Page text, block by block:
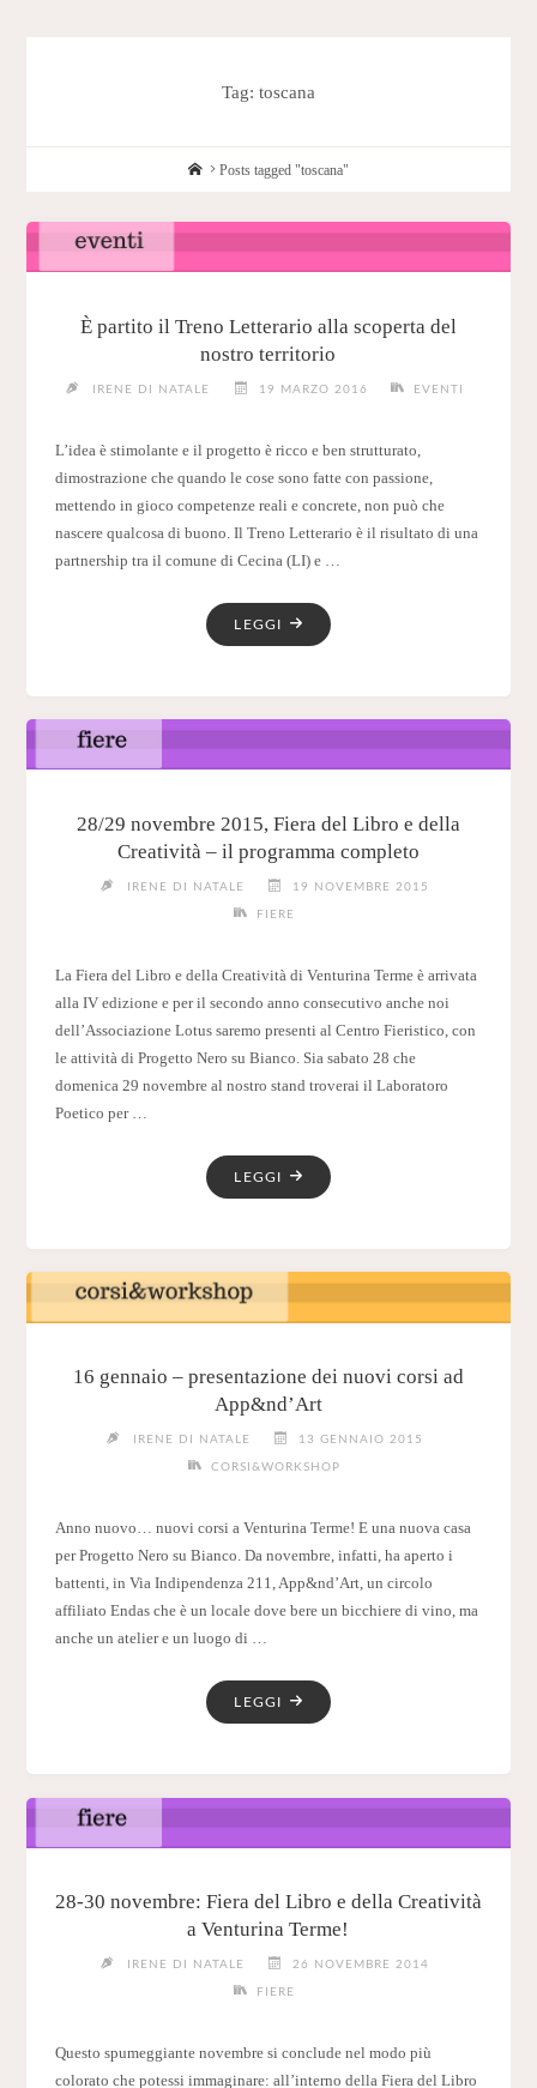
Tag: toscana
HomePosts tagged "toscana"
È partito il Treno Letterario alla scoperta del
nostro territorio
IRENE DI NATALE 19 MARZO 2016 EVENTI
L’idea è stimolante e il progetto è ricco e ben strutturato,
dimostrazione che quando le cose sono fatte con passione,
mettendo in gioco competenze reali e concrete, non può che
nascere qualcosa di buono. Il Treno Letterario è il risultato di una
partnership tra il comune di Cecina (LI) e …
LEGGI "È
PARTITO
DEL
28/29 novembre 2015, Fiera del Libro e della
Creatività – il programma completo
IRENE DI NATALE 19 NOVEMBRE 2015
FIERE
La Fiera del Libro e della Creatività di Venturina Terme è arrivata
alla IV edizione e per il secondo anno consecutivo anche noi
dell’Associazione Lotus saremo presenti al Centro Fieristico, con
le attività di Progetto Nero su Bianco. Sia sabato 28 che
domenica 29 novembre al nostro stand troverai il Laboratoro
Poetico per …
LEGGI "28/29
NOVEMBRE
DEL
DELLA
CREATIVITÀ
16 gennaio – presentazione dei nuovi corsi ad
App&nd’Art
IRENE DI NATALE 13 GENNAIO 2015
CORSI&WORKSHOP
Anno nuovo… nuovi corsi a Venturina Terme! E una nuova casa
per Progetto Nero su Bianco. Da novembre, infatti, ha aperto i
battenti, in Via Indipendenza 211, App&nd’Art, un circolo
affiliato Endas che è un locale dove bere un bicchiere di vino, ma
anche un atelier e un luogo di …
LEGGI "16
GENNAIO
AD
APP&ND’ART"
28-30 novembre: Fiera del Libro e della Creatività
a Venturina Terme!
IRENE DI NATALE 26 NOVEMBRE 2014
FIERE
Questo spumeggiante novembre si conclude nel modo più
colorato che potessi immaginare: all’interno della Fiera del Libro